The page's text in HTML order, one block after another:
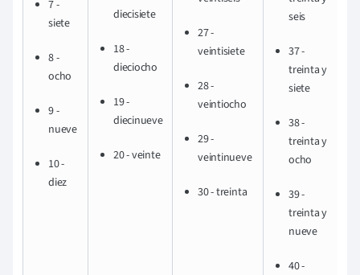
7 -
siete
8 -
ocho
9 -
nueve
10 -
diez
diecisiete
18 -
dieciocho
19 -
diecinueve
20 - veinte
27 -
veintisiete
28 -
veintiocho
29 -
veintinueve
30 - treinta
seis
37 -
treinta y
siete
38 -
treinta y
ocho
39 -
treinta y
nueve
40 -